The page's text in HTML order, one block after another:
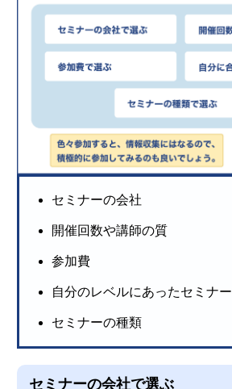
セミナーの会社
開催回数や講師の質
参加費
自分のレベルにあったセミナー
セミナーの種類
セミナーの会社で選ぶ